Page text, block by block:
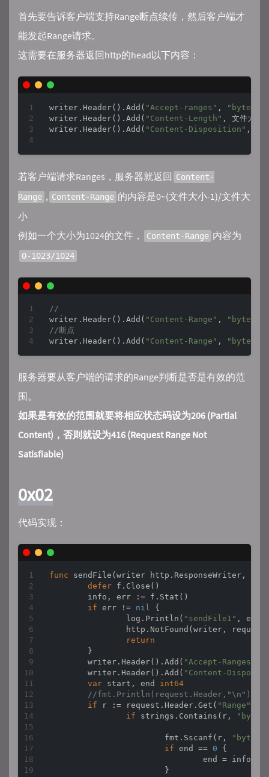
首先要告诉客户端支持Range断点续传，然后客户端才
能发起Range请求。
这需要在服务器返回http的head以下内容：
writer.Header().Add( "Accept-ranges" , "bytes"
writer.Header().Add( "Content-Length" , 文件
writer.Header().Add( "Content-Disposition" ,
若客户端请求Ranges，服务器就返回 Content-
Range , Content-Range 的内容是0~(文件大小-1)/文件大
小
例如一个大小为1024的文件，
Content-Range 内容为
0-1023/1024
//
writer.Header().Add( "Content-Range" ,
"bytes
//断点
writer.Header().Add( "Content-Range" , "bytes
服务器要从客户端的请求的Range判断是否是有效的范
围。
如果是有效的范围就要将相应状态码设为206 (Partial
Content)，否则就设为416 (Request Range Not
Satisfiable)
0x02
代码实现：
func sendFile (writer http.ResponseWriter,
defer f.Close()
if err != nil {
		log.Println(
"sendFile1" ,
return
	writer.Header().Add(
"Accept-Ranges"
	writer.Header().Add(
"Content-
var start, end int64
//fmt.Println(request.Header,"\n")
if r := request.Header.Get( "Range"
if strings.Contains(r,
			fmt.Sscanf(r,
if end == 0 {
end =